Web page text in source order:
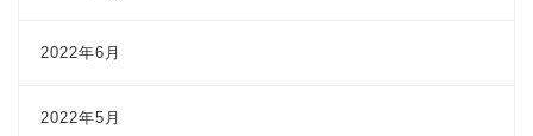
2022年6月
2022年5月